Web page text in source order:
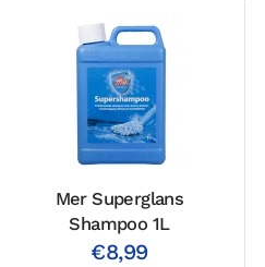
Mer Superglans
Shampoo 1L
€8,99